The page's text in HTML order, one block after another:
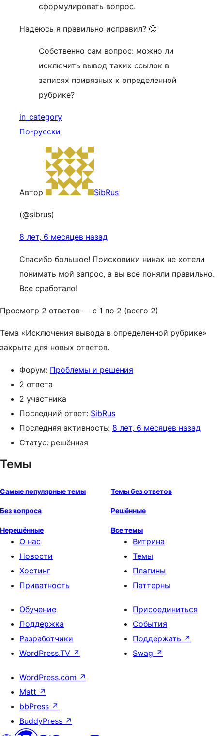
сформулировать вопрос.
Надеюсь я правильно исправил? 🙂
Собственно сам вопрос: можно ли
исключить вывод таких ссылок в
записях привязных к определенной
рубрике?
in_category
По-русски
Автор SibRus
(@sibrus)
8 лет, 6 месяцев назад
Спасибо большое! Поисковики никак не хотели
понимать мой запрос, а вы все поняли правильно.
Все сработало!
Просмотр 2 ответов — с 1 по 2 (всего 2)
Тема «Исключения вывода в определенной рубрике»
закрыта для новых ответов.
Форум: Проблемы и решения
2 ответа
2 участника
Последний ответ: SibRus
Последняя активность: 8 лет, 6 месяцев назад
Статус: решённая
Темы
Самые популярные темы Темы без ответов
Без вопроса Решённые
Нерешённые Все темы
О нас
Новости
Хостинг
Приватность
Витрина
Темы
Плагины
Паттерны
Обучение
Поддержка
Разработчики
WordPress.TV ↗
Присоединиться
События
Поддержать ↗
Swag ↗
WordPress.com ↗
Matt ↗
bbPress ↗
BuddyPress ↗